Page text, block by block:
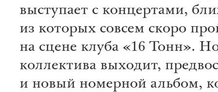
выступает с концертами,
из которых совсем скоро
на сцене клуба «16 Тонн».
коллектива выходит,
и новый номерной альбом,